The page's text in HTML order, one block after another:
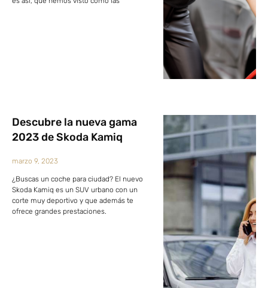
Descubre la nueva gama
2023 de Skoda Kamiq
marzo 9, 2023
¿Buscas un coche para ciudad? El nuevo
Skoda Kamiq es un SUV urbano con un
corte muy deportivo y que además te
ofrece grandes prestaciones.